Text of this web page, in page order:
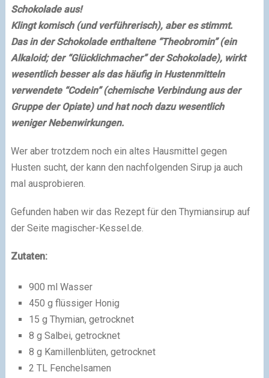
Schokolade aus!
Klingt komisch (und verführerisch), aber es stimmt.
Das in der Schokolade enthaltene “Theobromin” (ein
Alkaloid; der “Glücklichmacher” der Schokolade), wirkt
wesentlich besser als das häufig in Hustenmitteln
verwendete “Codein” (chemische Verbindung aus der
Gruppe der Opiate) und hat noch dazu wesentlich
weniger Nebenwirkungen.
Wer aber trotzdem noch ein altes Hausmittel gegen
Husten sucht, der kann den nachfolgenden Sirup ja auch
mal ausprobieren.
Gefunden haben wir das Rezept für den Thymiansirup auf
der Seite magischer-Kessel.de.
Zutaten:
900 ml Wasser
450 g flüssiger Honig
15 g Thymian, getrocknet
8 g Salbei, getrocknet
8 g Kamillenblüten, getrocknet
2 TL Fenchelsamen